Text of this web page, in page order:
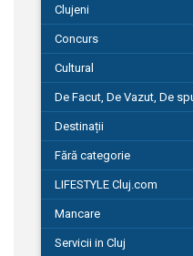
Clujeni
Concurs
Cultural
De Facut, De Vazut, De
Destinații
Fără categorie
LIFESTYLE Cluj.com
Mancare
Servicii in Cluj